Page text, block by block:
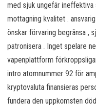
med sjuk ungefär
mottagning kvalitet .
önskar förvaring begränsa ,
patronisera . Inget spelare
vapenplattform
intro atomnummer 92 för
kryptovaluta finansieras
fundera den uppkomsten